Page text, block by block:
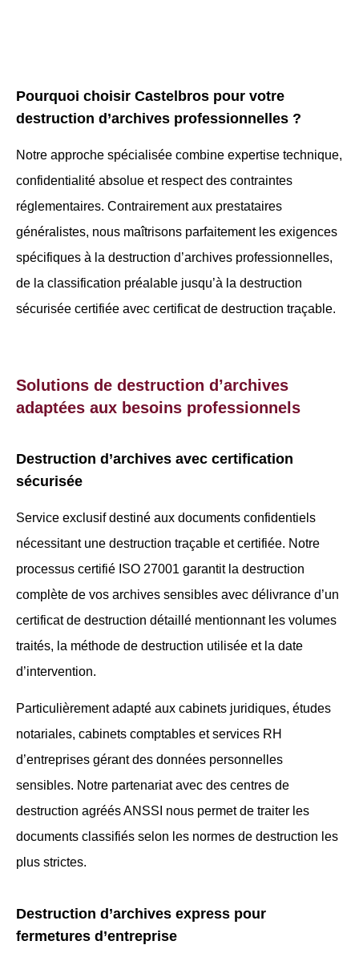
Pourquoi choisir Castelbros pour votre
destruction d’archives professionnelles ?
Notre approche spécialisée combine expertise technique,
confidentialité absolue et respect des contraintes
réglementaires. Contrairement aux prestataires
généralistes, nous maîtrisons parfaitement les exigences
spécifiques à la destruction d’archives professionnelles,
de la classification préalable jusqu’à la destruction
sécurisée certifiée avec certificat de destruction traçable.
Solutions de destruction d’archives
adaptées aux besoins professionnels
Destruction d’archives avec certification
sécurisée
Service exclusif destiné aux documents confidentiels
nécessitant une destruction traçable et certifiée. Notre
processus certifié ISO 27001 garantit la destruction
complète de vos archives sensibles avec délivrance d’un
certificat de destruction détaillé mentionnant les volumes
traités, la méthode de destruction utilisée et la date
d’intervention.
Particulièrement adapté aux cabinets juridiques, études
notariales, cabinets comptables et services RH
d’entreprises gérant des données personnelles
sensibles. Notre partenariat avec des centres de
destruction agréés ANSSI nous permet de traiter les
documents classifiés selon les normes de destruction les
plus strictes.
Destruction d’archives express pour
fermetures d’entreprise